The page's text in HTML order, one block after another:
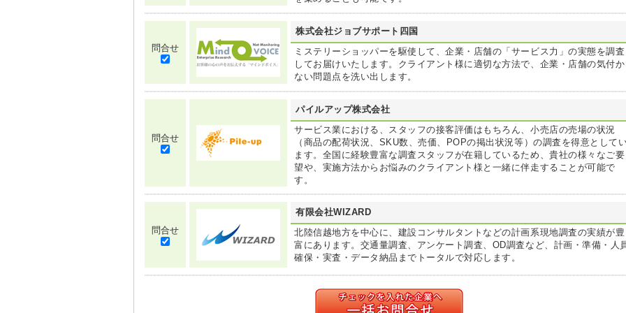
問合せ
株式会社ジョブサポート四国
ミステリーショッパーを駆使して、企業・店舗の「サービス力」の実態を調査
してお届けいたします。クライアント様に適切な方法で、企業・店舗の気付か
ない問題点を洗い出します。
問合せ
パイルアップ株式会社
サービス業における、スタッフの接客評価はもちろん、小売店の売場の状況
（商品の配荷状況、SKU数、売価、POPの掲出状況等）の調査を得意として
ます。全国に経験豊富な調査スタッフが在籍しているため、貴社の様々なご要
望や、実施方法からお悩みのクライアント様と一緒に伴走することが可能で
す。
問合せ
有限会社WIZARD
北陸信越地方を中心に、建設コンサルタントなどの計画系現地調査の実績が豊
富にあります。交通量調査、アンケート調査、OD調査など、計画・準備・人
確保・実査・データ納品までトータルで対応します。